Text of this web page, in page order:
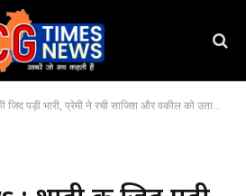
भारी, प्रेमी ने रची साजिश और वकील को उतारा मौत के घाट